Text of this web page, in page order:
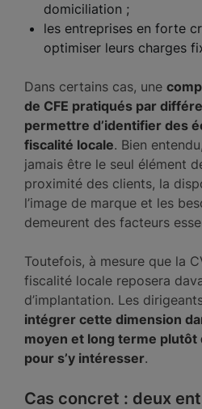
domiciliation ;
les entreprises en forte
optimiser leurs charges
Dans certains cas, une
de CFE pratiqués par
permettre d’identifier des
fiscalité locale. Bien
jamais être le seul élément
proximité des clients, la
l’image de marque et les
demeurent des facteurs
Toutefois, à mesure que la
fiscalité locale reposera
d’implantation. Les
intégrer cette dimension
moyen et long terme plutôt
pour s’y intéresser.
Cas concret : deux